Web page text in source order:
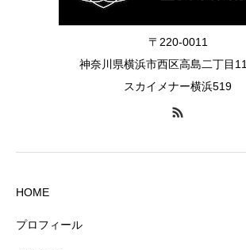
〒220-0011
神奈川県横浜市西区高島二丁目
スカイメナー横浜519
HOME
プロフィール